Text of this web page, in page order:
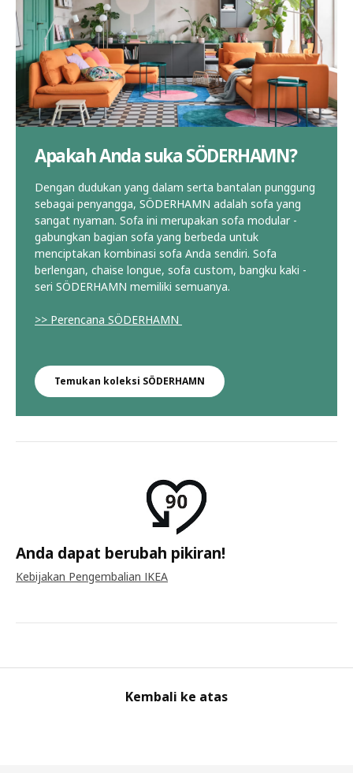
Apakah Anda suka SÖDERHAMN?
Dengan dudukan yang dalam serta bantalan punggung
sebagai penyangga, SÖDERHAMN adalah sofa yang
sangat nyaman. Sofa ini merupakan sofa modular -
gabungkan bagian sofa yang berbeda untuk
menciptakan kombinasi sofa Anda sendiri. Sofa
berlengan, chaise longue, sofa custom, bangku kaki -
seri SÖDERHAMN memiliki semuanya.
>> Perencana SÖDERHAMN
Temukan koleksi SÖDERHAMN
Anda dapat berubah pikiran!
Kebijakan Pengembalian IKEA
Kembali ke atas